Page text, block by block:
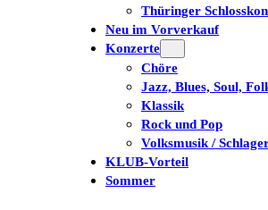
Thüringer
Neu im Vorverkauf
Konzerte
Chöre
Jazz, Blues, Soul,
Klassik
Rock und Pop
Volksmusik /
KLUB-Vorteil
Sommer